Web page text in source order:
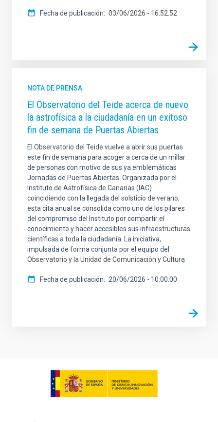
Fecha de publicación 03/06/2026 - 16:52:52
NOTA DE PRENSA
El Observatorio del Teide acerca de nuevo
la astrofísica a la ciudadanía en un exitoso
fin de semana de Puertas Abiertas
El Observatorio del Teide vuelve a abrir sus puertas
este fin de semana para acoger a cerca de un millar
de personas con motivo de sus ya emblemáticas
Jornadas de Puertas Abiertas. Organizada por el
Instituto de Astrofísica de Canarias (IAC)
coincidiendo con la llegada del solsticio de verano,
esta cita anual se consolida como uno de los pilares
del compromiso del Instituto por compartir el
conocimiento y hacer accesibles sus infraestructuras
científicas a toda la ciudadanía. La iniciativa,
impulsada de forma conjunta por el equipo del
Observatorio y la Unidad de Comunicación y Cultura
Fecha de publicación 20/06/2026 - 10:00:00